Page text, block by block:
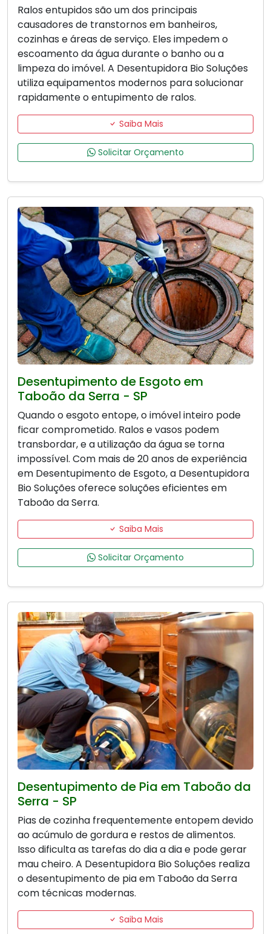
Ralos entupidos são um dos principais
causadores de transtornos em banheiros,
cozinhas e áreas de serviço. Eles impedem o
escoamento da água durante o banho ou a
limpeza do imóvel. A Desentupidora Bio Soluções
utiliza equipamentos modernos para solucionar
rapidamente o entupimento de ralos.
Saiba Mais
Solicitar Orçamento
Desentupimento de Esgoto em
Taboão da Serra - SP
Quando o esgoto entope, o imóvel inteiro pode
ficar comprometido. Ralos e vasos podem
transbordar, e a utilização da água se torna
impossível. Com mais de 20 anos de experiência
em Desentupimento de Esgoto, a Desentupidora
Bio Soluções oferece soluções eficientes em
Taboão da Serra.
Saiba Mais
Solicitar Orçamento
Desentupimento de Pia em Taboão da
Serra - SP
Pias de cozinha frequentemente entopem devido
ao acúmulo de gordura e restos de alimentos.
Isso dificulta as tarefas do dia a dia e pode gerar
mau cheiro. A Desentupidora Bio Soluções realiza
o desentupimento de pia em Taboão da Serra
com técnicas modernas.
Saiba Mais